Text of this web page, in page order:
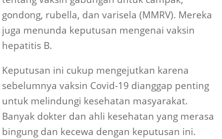
gondong, rubella, dan varisela (MMRV). Mereka
juga menunda keputusan mengenai vaksin
hepatitis B.
Keputusan ini cukup mengejutkan karena
sebelumnya vaksin Covid-19 dianggap penting
untuk melindungi kesehatan masyarakat.
Banyak dokter dan ahli kesehatan yang merasa
bingung dan kecewa dengan keputusan ini.